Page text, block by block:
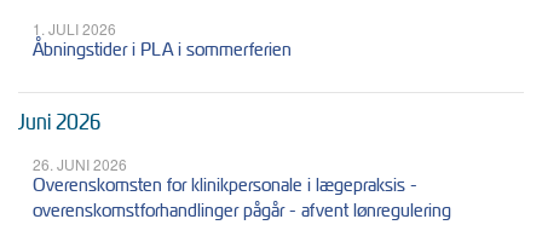
1. JULI 2026
Åbningstider i PLA i sommerferien
Juni 2026
26. JUNI 2026
Overenskomsten for klinikpersonale i lægepraksis -
overenskomstforhandlinger pågår - afvent lønregulering